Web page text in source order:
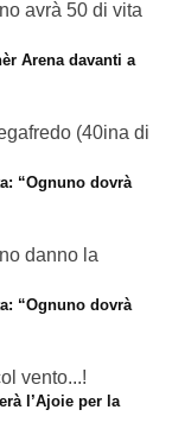
avrà 50 di vita
Arena davanti a
(40ina di
“Ognuno dovrà
danno la
“Ognuno dovrà
vento...!
l’Ajoie per la